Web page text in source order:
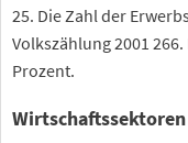
25. Die Zahl der
Volkszählung 2001
Prozent.
Wirtschaftssektoren